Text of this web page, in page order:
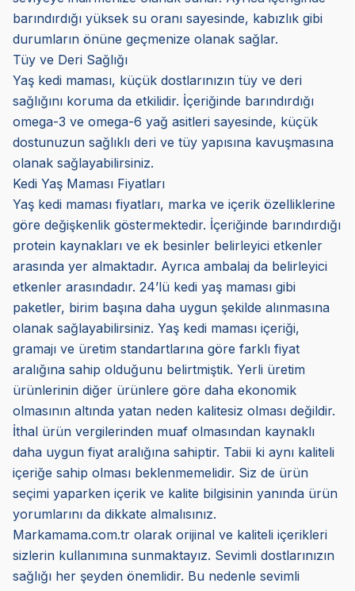
barındırdığı yüksek su oranı sayesinde, kabızlık gibi
durumların önüne geçmenize olanak sağlar.
Tüy ve Deri Sağlığı
Yaş kedi maması, küçük dostlarınızın tüy ve deri
sağlığını koruma da etkilidir. İçeriğinde barındırdığı
omega-3 ve omega-6 yağ asitleri sayesinde, küçük
dostunuzun sağlıklı deri ve tüy yapısına kavuşmasına
olanak sağlayabilirsiniz.
Kedi Yaş Maması Fiyatları
Yaş kedi maması fiyatları, marka ve içerik özelliklerine
göre değişkenlik göstermektedir. İçeriğinde barındırdığı
protein kaynakları ve ek besinler belirleyici etkenler
arasında yer almaktadır. Ayrıca ambalaj da belirleyici
etkenler arasındadır. 24’lü kedi yaş maması gibi
paketler, birim başına daha uygun şekilde alınmasına
olanak sağlayabilirsiniz. Yaş kedi maması içeriği,
gramajı ve üretim standartlarına göre farklı fiyat
aralığına sahip olduğunu belirtmiştik. Yerli üretim
ürünlerinin diğer ürünlere göre daha ekonomik
olmasının altında yatan neden kalitesiz olması değildir.
İthal ürün vergilerinden muaf olmasından kaynaklı
daha uygun fiyat aralığına sahiptir. Tabii ki aynı kaliteli
içeriğe sahip olması beklenmemelidir. Siz de ürün
seçimi yaparken içerik ve kalite bilgisinin yanında ürün
yorumlarını da dikkate almalısınız.
Markamama.com.tr olarak orijinal ve kaliteli içerikleri
sizlerin kullanımına sunmaktayız. Sevimli dostlarınızın
sağlığı her şeyden önemlidir. Bu nedenle sevimli